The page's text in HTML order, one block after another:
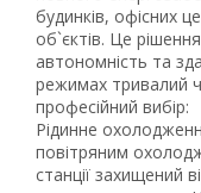
будинків, офісних
об`єктів. Це
автономність та
режимах тривалий
професійний вибір:
Рідинне
повітряним
станції захищений